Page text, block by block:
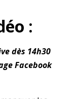
:
dès 14h30
Facebook